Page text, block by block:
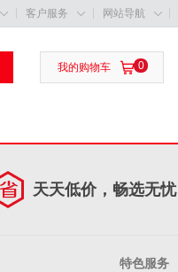
 客户服务  网站导航 
 0
我的购物车
天天低价，畅选无忧
特色服务